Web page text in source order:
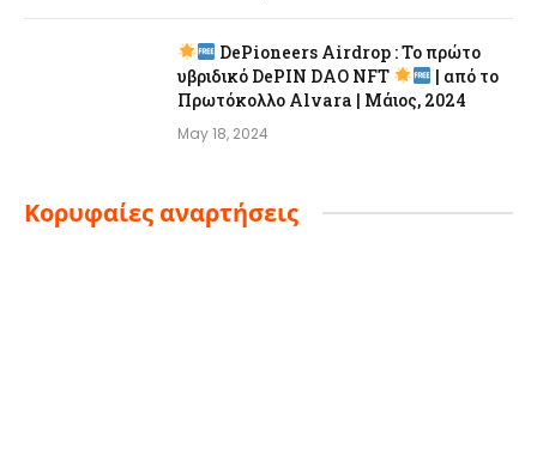
DePioneers Airdrop : Το πρώτο
υβριδικό DePIN DAO NFT
| από το
Πρωτόκολλο Alvara | Μάιος, 2024
May 18, 2024
Κορυφαίες αναρτήσεις